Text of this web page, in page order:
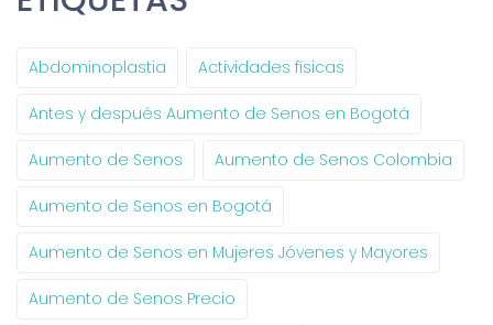
Abdominoplastia Actividades físicas
Antes y después Aumento de Senos en Bogotá
Aumento de Senos Aumento de Senos Colombia
Aumento de Senos en Bogotá
Aumento de Senos en Mujeres Jóvenes y Mayores
Aumento de Senos Precio